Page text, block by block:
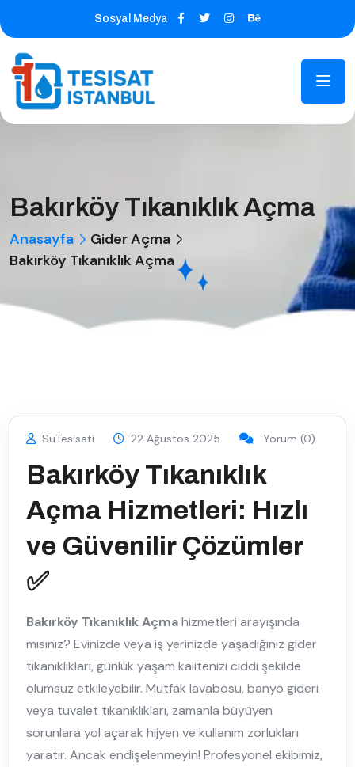
Sosyal Medya
Bakırköy Tıkanıklık Açma
Anasayfa
Gider Açma
Bakırköy Tıkanıklık Açma
SuTesisati 22 Ağustos 2025 Yorum (0)
Bakırköy Tıkanıklık
Açma Hizmetleri: Hızlı
ve Güvenilir Çözümler
✅
Bakırköy Tıkanıklık Açmahizmetleri arayışında
mısınız? Evinizde veya iş yerinizde yaşadığınız gider
tıkanıklıkları, günlük yaşam kalitenizi ciddi şekilde
olumsuz etkileyebilir. Mutfak lavabosu, banyo gideri
veya tuvalet tıkanıklıkları, zamanla büyüyen
sorunlara yol açarak hijyen ve kullanım zorlukları
yaratır. Ancak endişelenmeyin! Profesyonel ekibimiz,